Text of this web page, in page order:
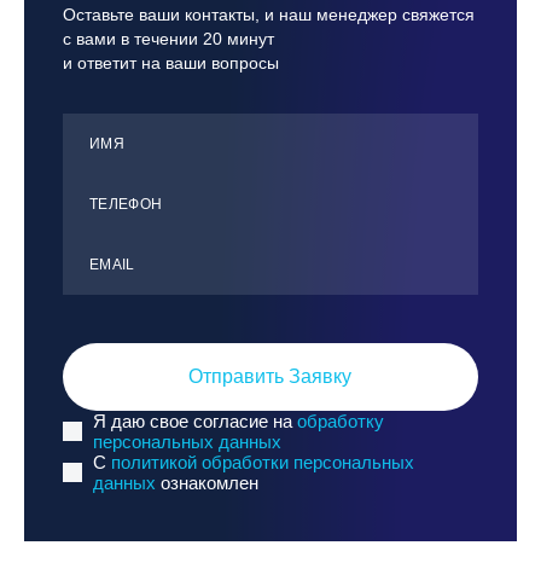
Оставьте ваши контакты, и наш менеджер свяжется
с вами в течении 20 минут
и ответит на ваши вопросы
ИМЯ
ТЕЛЕФОН
ЕMАIL
Отправить Заявку
Я даю свое согласие на обработку
персональных данных
C политикой обработки персональных
данных ознакомлен